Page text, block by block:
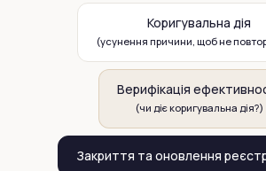
Коригувальна дія
(усунення причини, щоб не
Верифікація
(чи діє коригувальна дія?)
Закриття та оновлення